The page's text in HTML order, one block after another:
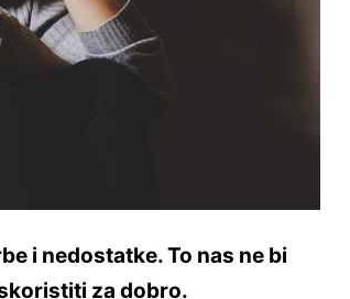
i nedostatke. To nas ne bi
za dobro.